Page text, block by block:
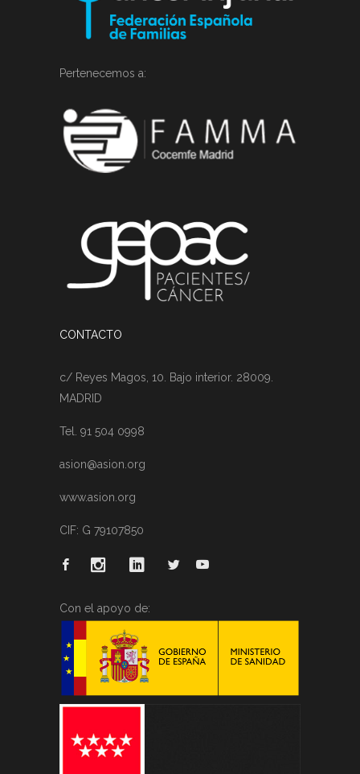
Pertenecemos a:
CONTACTO
c/ Reyes Magos, 10. Bajo interior. 28009.
MADRID
Tel. 91 504 0998
asion@asion.org
www.asion.org
CIF: G 79107850
Con el apoyo de: